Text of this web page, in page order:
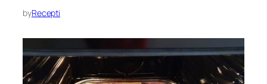
byRecepti